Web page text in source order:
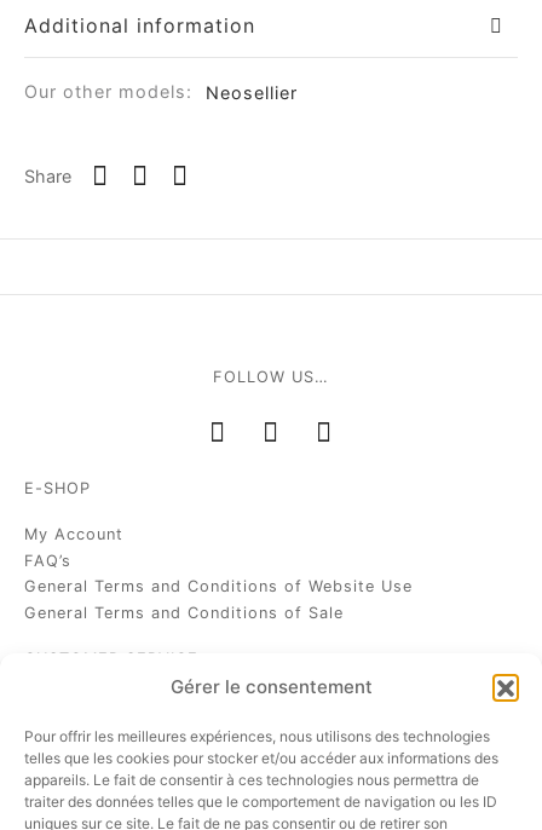
Gérer le consentement
Pour offrir les meilleures expériences, nous utilisons des technologies
telles que les cookies pour stocker et/ou accéder aux informations des
appareils. Le fait de consentir à ces technologies nous permettra de
traiter des données telles que le comportement de navigation ou les ID
uniques sur ce site. Le fait de ne pas consentir ou de retirer son
Additional information
Our other models: Neosellier
Share
FOLLOW US…
E-SHOP
My Account
FAQ’s
General Terms and Conditions of Website Use
General Terms and Conditions of Sale
CUSTOMER SERVICE
Made-to-Order Bag
Bag care
Contact